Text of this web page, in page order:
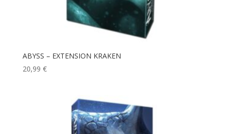
ABYSS – EXTENSION KRAKEN
20,99 €